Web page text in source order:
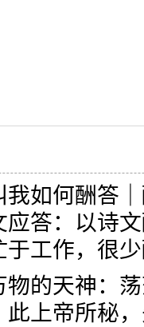
如何酬答
答：以诗
工作，很
的天神：
上帝所秘